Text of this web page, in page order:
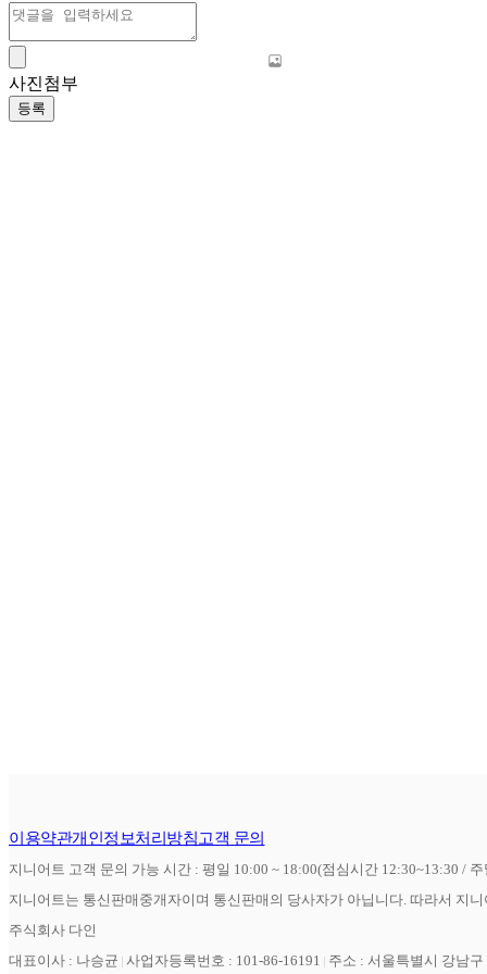
사진첨부
등록
이용약관개인정보처리방침고객 문의
지니어트 고객 문의 가능 시간 : 평일 10:00 ~ 18:00(점심시간 12:30~13:30 /
지니어트는 통신판매중개자이며 통신판매의 당사자가 아닙니다. 따라서 지
주식회사 다인
대표이사 : 나승균 사업자등록번호 : 101-86-16191 주소 : 서울특별시 강남